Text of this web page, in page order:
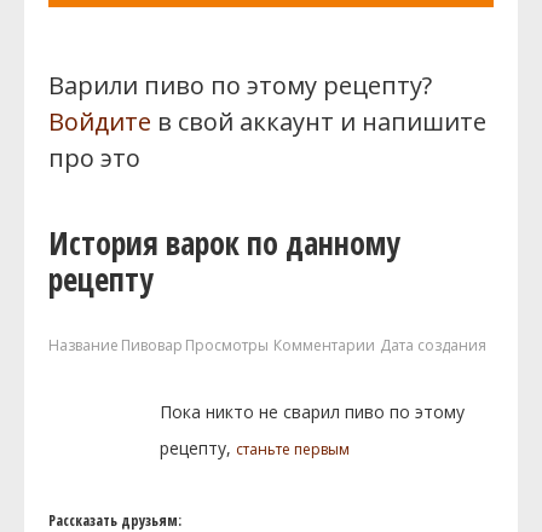
Варили пиво по этому рецепту?
Войдите в свой аккаунт и напишите
про это
История варок по данному
рецепту
Название Пивовар Просмотры Комментарии Дата создания
Пока никто не сварил пиво по этому
рецепту, станьте первым
Рассказать друзьям: